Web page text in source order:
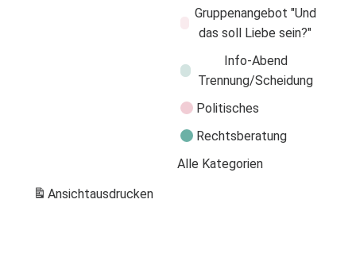
Gruppenangebot "Und
das soll Liebe sein?"
Info-Abend
Trennung/Scheidung
Politisches
Rechtsberatung
Alle Kategorien
Ansichtausdrucken